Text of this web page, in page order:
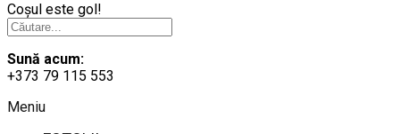
Coșul este gol!
Sună acum:
+373 79 115 553
Meniu